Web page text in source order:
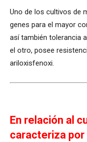
Uno de los cultivos de
genes para el mayor
así también tolerancia
el otro, posee
ariloxisfenoxi.
En relación al
caracteriza